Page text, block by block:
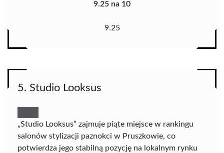
9.25 na 10
9.25
5. Studio Looksus
„Studio Looksus” zajmuje piąte miejsce w rankingu
salonów stylizacji paznokci w Pruszkowie, co
potwierdza jego stabilną pozycję na lokalnym rynku